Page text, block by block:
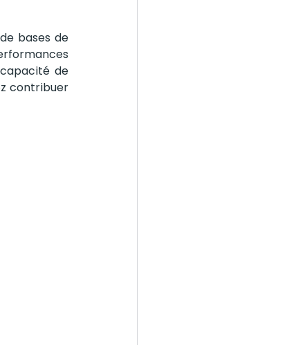
bases de
de
contribuer